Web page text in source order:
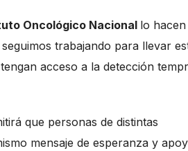
Oncológico Nacional lo hacen
trabajando para llevar
acceso a la detección
que personas de distintas
mensaje de esperanza y